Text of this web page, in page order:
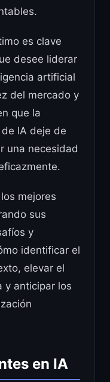
es clave
desee liderar
artificial
del mercado y
que la
IA deje de
una necesidad
mejores
sus
y
identificar el
elevar el
y anticipar los
en IA